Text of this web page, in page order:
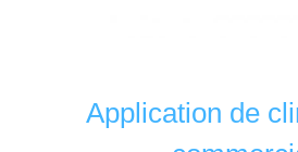
demande spéciale
Application de